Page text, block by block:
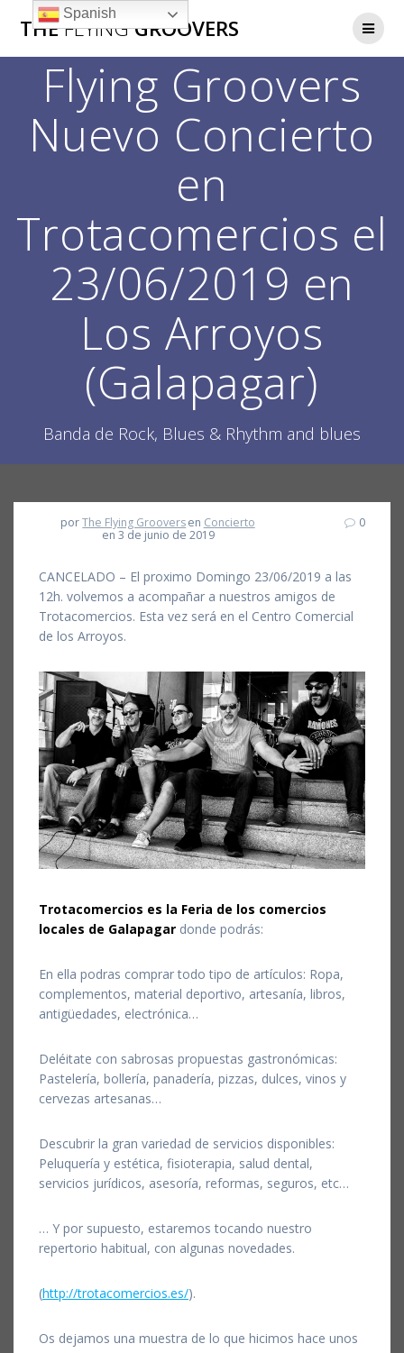
al
THEFLYINGGROOVERS
Flying Groovers
Nuevo Concierto
en
Trotacomercios el
23/06/2019 en
Los Arroyos
(Galapagar)
Banda de Rock, Blues & Rhythm and blues
porThe Flying Grooversen Concierto
en 3 de junio de 2019
0
CANCELADO – El proximo Domingo 23/06/2019 a las
12h. volvemos a acompañar a nuestros amigos de
Trotacomercios. Esta vez será en el Centro Comercial
de los Arroyos.
Trotacomercios es la Feria de los comercios
locales de Galapagar donde podrás:
En ella podras comprar todo tipo de artículos: Ropa,
complementos, material deportivo, artesanía, libros,
antigüedades, electrónica…
Deléitate con sabrosas propuestas gastronómicas:
Pastelería, bollería, panadería, pizzas, dulces, vinos y
cervezas artesanas…
Descubrir la gran variedad de servicios disponibles:
Peluquería y estética, fisioterapia, salud dental,
servicios jurídicos, asesoría, reformas, seguros, etc…
… Y por supuesto, estaremos tocando nuestro
repertorio habitual, con algunas novedades.
(http://trotacomercios.es/).
Os dejamos una muestra de lo que hicimos hace unos
Spanish